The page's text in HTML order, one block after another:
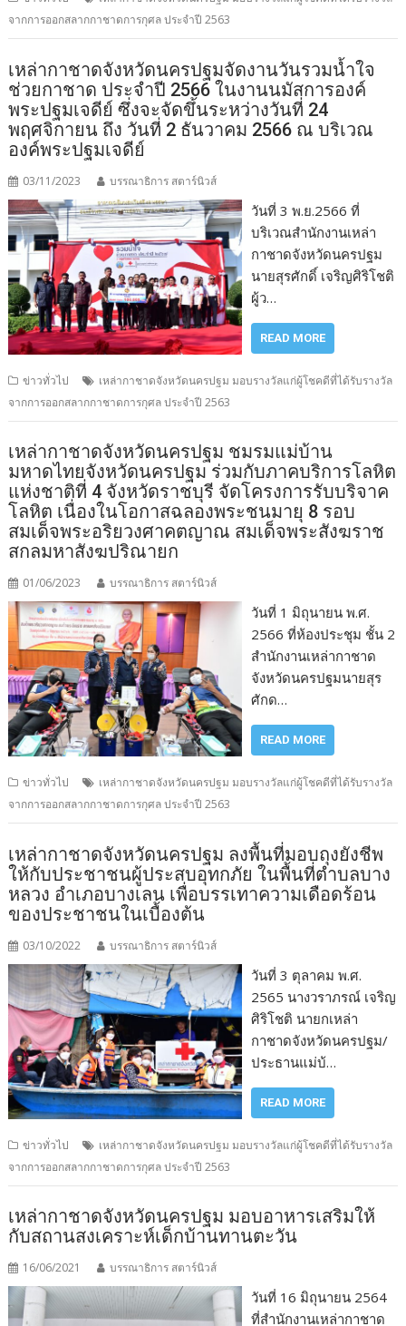
จากการออกสลากกาชาดการกุศล ประจำปี 2563
เหล่ากาชาดจังหวัดนครปฐมจัดงานวันรวมน้ำใจ
ช่วยกาชาด ประจำปี 2566 ในงานนมัสการองค์
พระปฐมเจดีย์ ซึ่งจะจัดขึ้นระหว่างวันที่ 24
พฤศจิกายน ถึง วันที่ 2 ธันวาคม 2566 ณ บริเวณ
องค์พระปฐมเจดีย์
03/11/2023 บรรณาธิการ สตาร์นิวส์
วันที่ 3 พ.ย.2566 ที่
บริเวณสำนักงานเหล่า
กาชาดจังหวัดนครปฐม
นายสุรศักดิ์ เจริญศิริโชติ
ผู้ว…
READ MORE
ข่าวทั่วไป
เหล่ากาชาดจังหวัดนครปฐม มอบรางวัลแก่ผู้โชคดีที่ได้รับรางวัล
จากการออกสลากกาชาดการกุศล ประจำปี 2563
เหล่ากาชาดจังหวัดนครปฐม ชมรมแม่บ้าน
มหาดไทยจังหวัดนครปฐม ร่วมกับภาคบริการโลหิต
แห่งชาติที่ 4 จังหวัดราชบุรี จัดโครงการรับบริจาค
โลหิต เนื่องในโอกาสฉลองพระชนมายุ 8 รอบ
สมเด็จพระอริยวงศาคตญาณ สมเด็จพระสังฆราช
สกลมหาสังฆปริณายก
01/06/2023 บรรณาธิการ สตาร์นิวส์
วันที่ 1 มิถุนายน พ.ศ.
2566 ที่ห้องประชุม ชั้น 2
สำนักงานเหล่ากาชาด
จังหวัดนครปฐมนายสุร
ศักด…
READ MORE
ข่าวทั่วไป
เหล่ากาชาดจังหวัดนครปฐม มอบรางวัลแก่ผู้โชคดีที่ได้รับรางวัล
จากการออกสลากกาชาดการกุศล ประจำปี 2563
เหล่ากาชาดจังหวัดนครปฐม ลงพื้นที่มอบถุงยังชีพ
ให้กับประชาชนผู้ประสบอุทกภัย ในพื้นที่ตำบลบาง
หลวง อำเภอบางเลน เพื่อบรรเทาความเดือดร้อน
ของประชาชนในเบื้องต้น
03/10/2022 บรรณาธิการ สตาร์นิวส์
วันที่ 3 ตุลาคม พ.ศ.
2565 นางวราภรณ์ เจริญ
ศิริโชติ นายกเหล่า
กาชาดจังหวัดนครปฐม/
ประธานแม่บ้…
READ MORE
ข่าวทั่วไป
เหล่ากาชาดจังหวัดนครปฐม มอบรางวัลแก่ผู้โชคดีที่ได้รับรางวัล
จากการออกสลากกาชาดการกุศล ประจำปี 2563
เหล่ากาชาดจังหวัดนครปฐม มอบอาหารเสริมให้
กับสถานสงเคราะห์เด็กบ้านทานตะวัน
16/06/2021 บรรณาธิการ สตาร์นิวส์
วันที่ 16 มิถุนายน 2564
ที่สำนักงานเหล่ากาชาด